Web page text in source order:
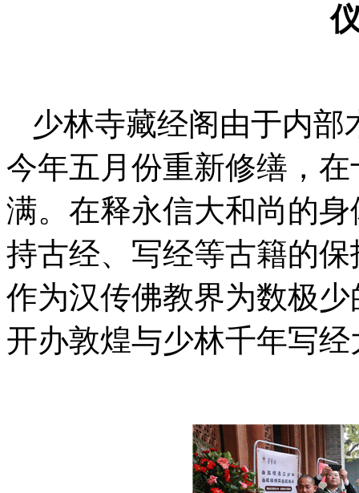
少林寺藏经阁由于内
今年五月份重新修缮，
满。在释永信大和尚的
持古经、写经等古籍的
作为汉传佛教界为数极
开办敦煌与少林千年写